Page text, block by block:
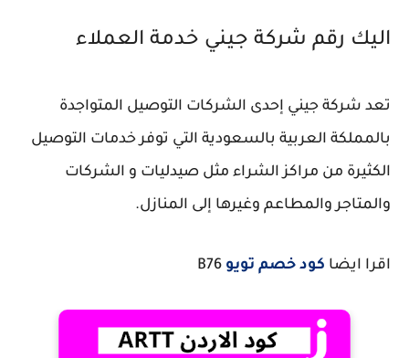
اليك رقم شركة جيني خدمة العملاء
تعد شركة جيني إحدى الشركات التوصيل المتواجدة
بالمملكة العربية بالسعودية التي توفر خدمات التوصيل
الكثيرة من مراكز الشراء مثل صيدليات و الشركات
والمتاجر والمطاعم وغيرها إلى المنازل.
اقرا ايضا كود خصم تويو